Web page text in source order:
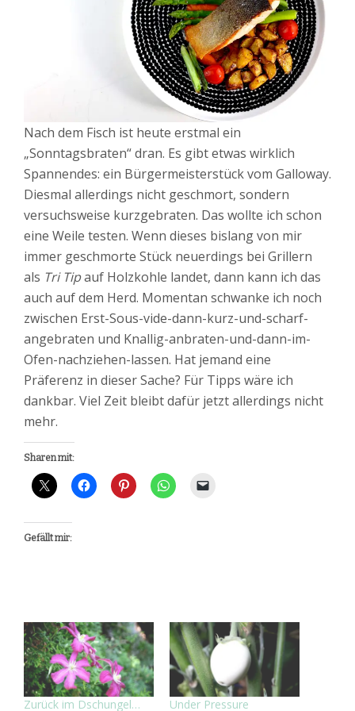
Nach dem Fisch ist heute erstmal ein
„Sonntagsbraten“ dran. Es gibt etwas wirklich
Spannendes: ein Bürgermeisterstück vom Galloway.
Diesmal allerdings nicht geschmort, sondern
versuchsweise kurzgebraten. Das wollte ich schon
eine Weile testen. Wenn dieses bislang von mir
immer geschmorte Stück neuerdings bei Grillern
als Tri Tipauf Holzkohle landet, dann kann ich das
auch auf dem Herd. Momentan schwanke ich noch
zwischen Erst-Sous-vide-dann-kurz-und-scharf-
angebraten und Knallig-anbraten-und-dann-im-
Ofen-nachziehen-lassen. Hat jemand eine
Präferenz in dieser Sache? Für Tipps wäre ich
dankbar. Viel Zeit bleibt dafür jetzt allerdings nicht
mehr.
Sharen mit:
Gefällt mir:
Zurück im Dschungel…
Under Pressure